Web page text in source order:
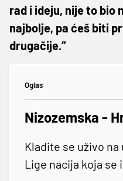
rad i ideju, nije to bio
najbolje, pa ćeš biti
drugačije.“
Oglas
Nizozemska -
Kladite se uživo
Lige nacija koja se